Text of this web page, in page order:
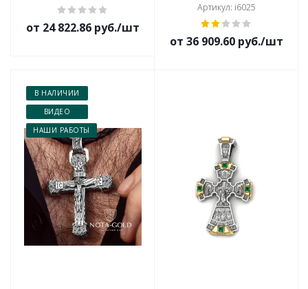
от 24 822.86 руб./шт
Артикул: i6025
от 36 909.60 руб./шт
В НАЛИЧИИ
ВИДЕО
НАШИ РАБОТЫ